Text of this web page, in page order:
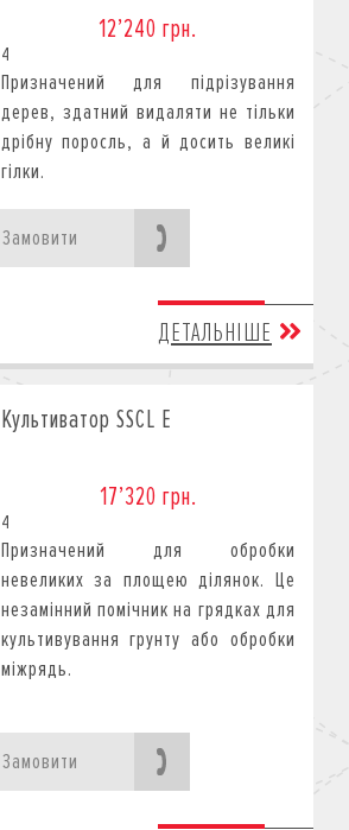
12’240 грн.
4
Призначений для підрізування
дерев, здатний видаляти не тільки
дрібну поросль, а й досить великі
гілки.
Замовити
ДЕТАЛЬНІШЕ
Культиватор SSCL E
17’320 грн.
4
Призначений для обробки
невеликих за площею ділянок. Це
незамінний помічник на грядках для
культивування грунту або обробки
міжрядь.
Замовити